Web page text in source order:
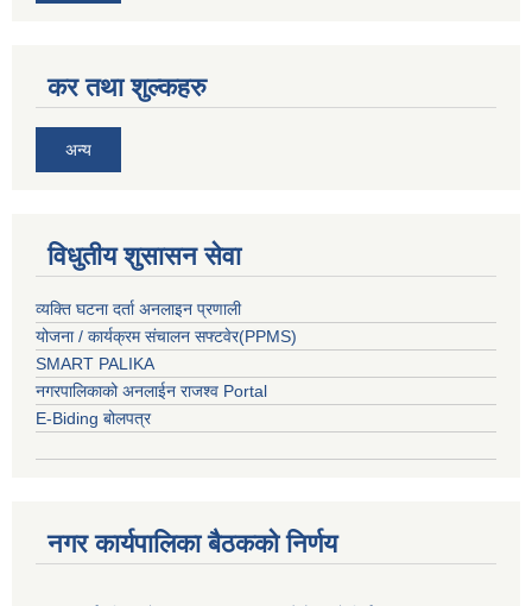
कर तथा शुल्कहरु
अन्य
विधुतीय शुसासन सेवा
व्यक्ति घटना दर्ता अनलाइन प्रणाली
योजना / कार्यक्रम संचालन सफ्टवेर(PPMS)
SMART PALIKA
नगरपालिकाको अनलाईन राजश्व Portal
E-Biding बोलपत्र
नगर कार्यपालिका बैठकको निर्णय